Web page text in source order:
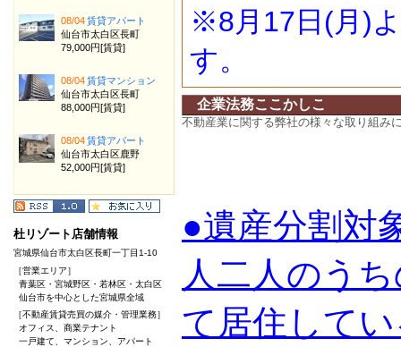
※8月17日(月)
す。
企業法務ここかしこ
不動産業に関する弊社の様々な取り組み
●遺産分割対
人二人のう
て居住して
08/04賃貸アパート
仙台市太白区長町
79,000円[賃貸]
08/04賃貸マンション
仙台市太白区長町
88,000円[賃貸]
08/04賃貸アパート
仙台市太白区鹿野
52,000円[賃貸]
杜リゾート店舗情報
宮城県仙台市太白区長町一丁目1-10
［営業エリア］
青葉区・宮城野区・若林区・太白区
仙台市を中心とした宮城県全域
［不動産賃貸売買の媒介・管理業務］
オフィス、商業テナント
一戸建て、マンション、アパート